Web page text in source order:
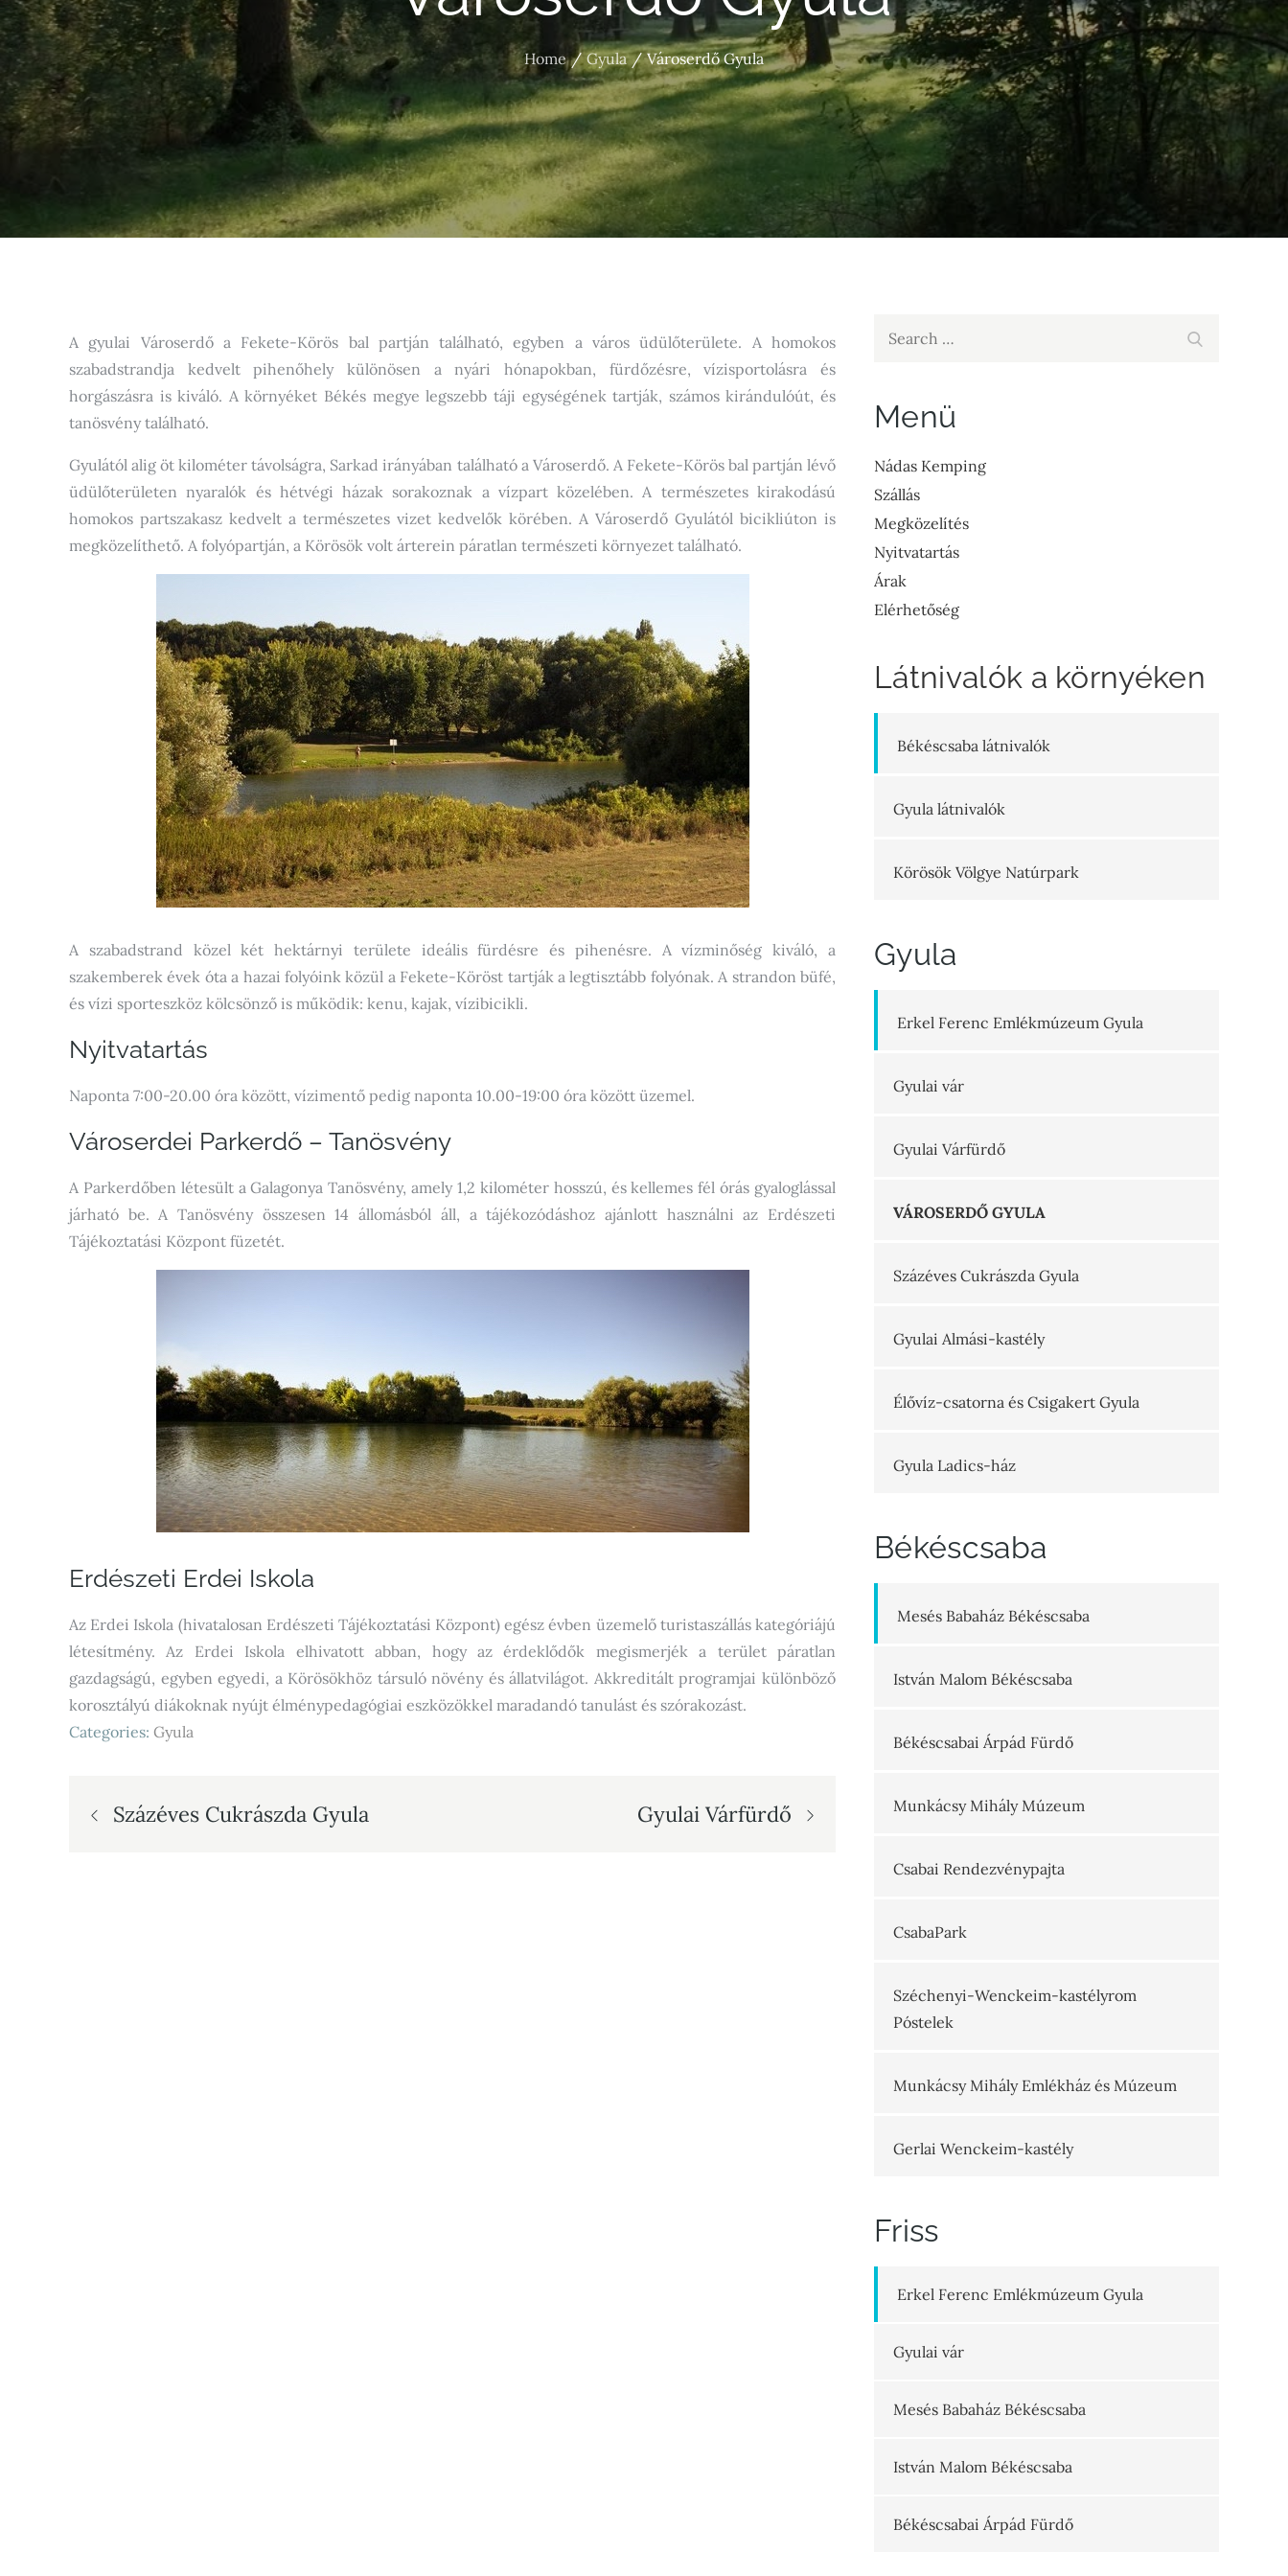
Home Gyula Városerdő Gyula
A gyulai Városerdő a Fekete-Körös bal partján található, egyben a város üdülőterülete. A homokos
szabadstrandja kedvelt pihenőhely különösen a nyári hónapokban, fürdőzésre, vízisportolásra és
horgászásra is kiváló. A környéket Békés megye legszebb táji egységének tartják, számos kirándulóút, és
tanösvény található.
Gyulától alig öt kilométer távolságra, Sarkad irányában található a Városerdő. A Fekete-Körös bal partján lévő
üdülőterületen nyaralók és hétvégi házak sorakoznak a vízpart közelében. A természetes kirakodású
homokos partszakasz kedvelt a természetes vizet kedvelők körében. A Városerdő Gyulától bicikliúton is
megközelíthető. A folyópartján, a Körösök volt árterein páratlan természeti környezet található.
A szabadstrand közel két hektárnyi területe ideális fürdésre és pihenésre. A vízminőség kiváló, a
szakemberek évek óta a hazai folyóink közül a Fekete-Köröst tartják a legtisztább folyónak. A strandon büfé,
és vízi sporteszköz kölcsönző is működik: kenu, kajak, vízibicikli.
Nyitvatartás
Naponta 7:00-20.00 óra között, vízimentő pedig naponta 10.00-19:00 óra között üzemel.
Városerdei Parkerdő – Tanösvény
A Parkerdőben létesült a Galagonya Tanösvény, amely 1,2 kilométer hosszú, és kellemes fél órás gyaloglással
járható be. A Tanösvény összesen 14 állomásból áll, a tájékozódáshoz ajánlott használni az Erdészeti
Tájékoztatási Központ füzetét.
Erdészeti Erdei Iskola
Az Erdei Iskola (hivatalosan Erdészeti Tájékoztatási Központ) egész évben üzemelő turistaszállás kategóriájú
létesítmény. Az Erdei Iskola elhivatott abban, hogy az érdeklődők megismerjék a terület páratlan
gazdagságú, egyben egyedi, a Körösökhöz társuló növény és állatvilágot. Akkreditált programjai különböző
korosztályú diákoknak nyújt élménypedagógiai eszközökkel maradandó tanulást és szórakozást.
Categories: Gyula
Bejegyzés
Százéves Cukrászda Gyula Gyulai Várfürdő
Menü
Nádas Kemping
Szállás
Megközelítés
Nyitvatartás
Árak
Elérhetőség
Látnivalók a környéken
Békéscsaba látnivalók
Gyula látnivalók
Körösök Völgye Natúrpark
Gyula
Erkel Ferenc Emlékmúzeum Gyula
Gyulai vár
Gyulai Várfürdő
VÁROSERDŐ GYULA
Százéves Cukrászda Gyula
Gyulai Almási-kastély
Élővíz-csatorna és Csigakert Gyula
Gyula Ladics-ház
Békéscsaba
Mesés Babaház Békéscsaba
István Malom Békéscsaba
Békéscsabai Árpád Fürdő
Munkácsy Mihály Múzeum
Csabai Rendezvénypajta
CsabaPark
Széchenyi-Wenckeim-kastélyrom
Póstelek
Munkácsy Mihály Emlékház és Múzeum
Gerlai Wenckeim-kastély
Friss
Erkel Ferenc Emlékmúzeum Gyula
Gyulai vár
Mesés Babaház Békéscsaba
István Malom Békéscsaba
Békéscsabai Árpád Fürdő